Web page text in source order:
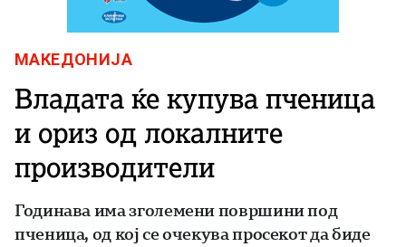
МАКЕДОНИЈА
Владата ќе купува пченица
и ориз од локалните
производители
Годинава има зголемени површини под
пченица, од кој се очекува просекот да биде